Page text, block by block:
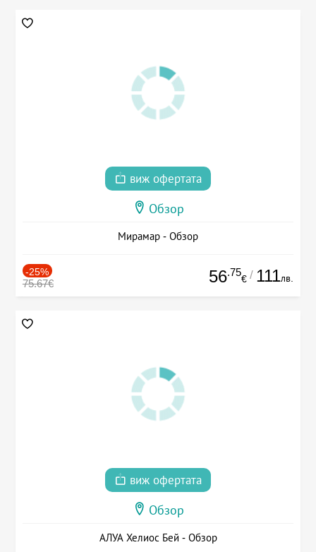
виж офертата
Обзор
Мирамар - Обзор
-25%
75.67€ 56.75
€ / 111лв.
виж офертата
Обзор
АЛУА Хелиос Бей - Обзор